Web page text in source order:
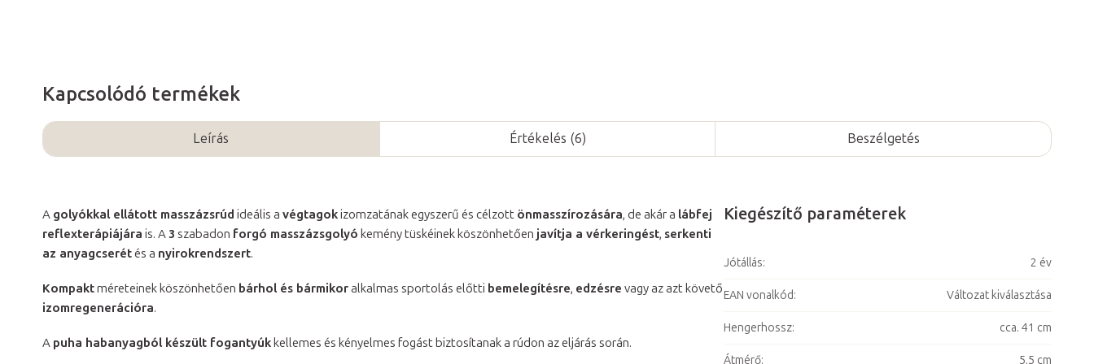
Kapcsolódó termékek
Leírás Értékelés (6) Beszélgetés
A golyókkal ellátott masszázsrúd ideális a végtagokizomzatának egyszerű és célzott önmasszírozására, de akár a lábfej
reflexterápiájára is. A 3 szabadon forgó masszázsgolyó kemény tüskéinek köszönhetően javítja a vérkeringést, serkenti
az anyagcserétés a nyirokrendszert.
Kompaktméreteinek köszönhetően bárhol és bármikoralkalmas sportolás előtti bemelegítésre, edzésre vagy az azt követő
izomregenerációra.
A puha habanyagból készült fogantyúk kellemes és kényelmes fogást biztosítanak a rúdon az eljárás során.
Kiegészítő paraméterek
Jótállás: 2 év
EAN vonalkód: Változat kiválasztása
Hengerhossz: cca. 41 cm
Átmérő: 5,5 cm